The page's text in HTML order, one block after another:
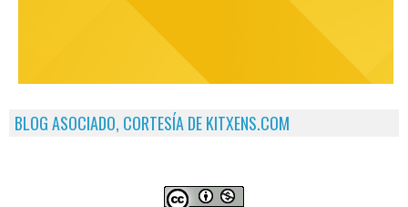
BLOG ASOCIADO, CORTESÍA DE KITXENS.COM